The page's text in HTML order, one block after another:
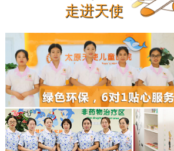
走进天使